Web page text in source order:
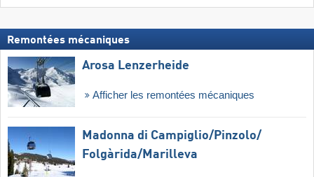
Remontées mécaniques
Arosa Lenzerheide
Afficher les remontées mécaniques
Madonna di Campiglio/​Pinzolo/​
Folgàrida/​Marilleva